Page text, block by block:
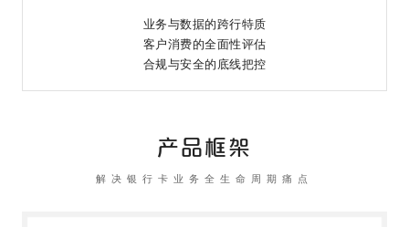
业务与数据的跨行特质
客户消费的全面性评估
合规与安全的底线把控
产品框架
解决银行卡业务全生命周期痛点